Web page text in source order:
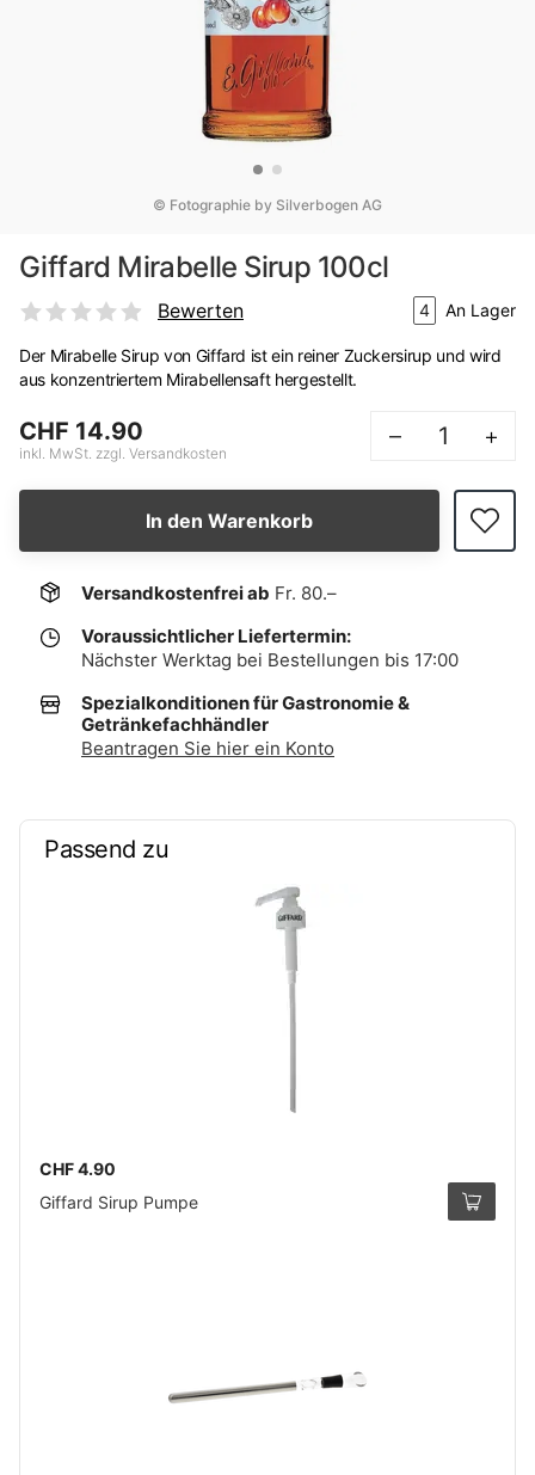
© Fotographie by Silverbogen AG
Giffard Mirabelle Sirup 100cl
Bewerten 4 An Lager
Der Mirabelle Sirup von Giffard ist ein reiner Zuckersirup und wird
aus konzentriertem Mirabellensaft hergestellt.
CHF 14.90
inkl. MwSt. zzgl. Versandkosten
– +
In den Warenkorb
Versandkostenfrei ab Fr. 80.–
Voraussichtlicher Liefertermin:
Nächster Werktag bei Bestellungen bis 17:00
Spezialkonditionen für Gastronomie &
Getränkefachhändler
Beantragen Sie hier ein Konto
Passend zu
CHF 4.90
Giffard Sirup Pumpe